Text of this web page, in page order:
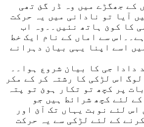
کے جھگڑے میں وہ ڈر گئ تھی
آیا تو نادانی میں یہ حرکت
کا کوئ ہاتھ نئیں۔۔وہ اب
سے اماں کے نام ایک خط
اسے اپنا یہی بیان دہرانے
دادا جی کا بیان شروع ہوا۔۔
اس لڑکی کا رشتہ کر کے مکر
پر کچھ تو تکار ہوئ تو پتہ
کے لئے کچھ شرائط ہیں جو
اس لئے نوبت یہاں تک آئ اور
کے لئے لڑکی سے یہ حرکت